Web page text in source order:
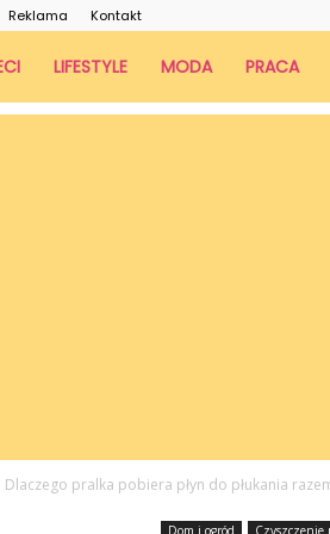
Reklama Kontakt
LIFESTYLE MODA PRACA
Dlaczego pralka pobiera płyn do płukania
Dom i ogród Czyszczenie